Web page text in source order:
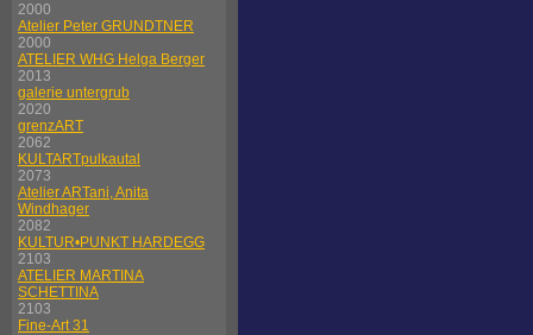
2000
Atelier Peter GRUNDTNER
2000
ATELIER WHG Helga Berger
2013
galerie untergrub
2020
grenzART
2062
KULTARTpulkautal
2073
Atelier ARTani, Anita
Windhager
2082
KULTUR•PUNKT HARDEGG
2103
ATELIER MARTINA
SCHETTINA
2103
Fine-Art 31